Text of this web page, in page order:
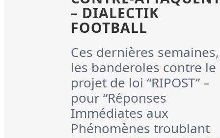
– DIALECTIK
FOOTBALL
Ces dernières semaines,
les banderoles contre le
projet de loi “RIPOST” –
pour “Réponses
Immédiates aux
Phénomènes troublant